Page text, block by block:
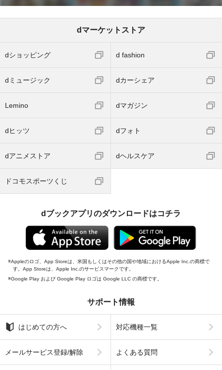
dマーケットストア
dショッピング d fashion
dミュージック dカーシェア
Lemino dマガジン
dヒッツ dフォト
dアニメストア dヘルスケア
ドコモスポーツくじ
dブックアプリのダウンロードはコチラ
Appleのロゴ、App Storeは、米国もしくはその他の国や地域におけるApple Inc.の商標で
す。App Storeは、Apple Inc.のサービスマークです。
Google Play および Google Play ロゴは Google LLC の商標です。
サポート情報
はじめての方へ 対応機種一覧
メールサービス登録/解除 よくある質問